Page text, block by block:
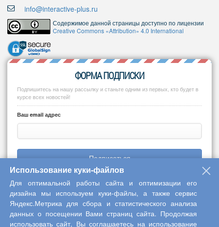
info@interactive-plus.ru
Содержимое данной страницы доступно по лицензии
Creative Commons «Attribution» 4.0 International
ФОРМА ПОДПИСКИ
Подпишитесь на нашу рассылку и станьте одним из первых, кто будет в
курсе всех новостей!
Ваш email адрес
Подписаться
Copyright © 2013-2026 Центр научного сотрудничества «Интерактив
плюс»
Использование куки-файлов
Для оптимальной работы сайта и оптимизации его
дизайна мы используем куки-файлы, а также сервис
Яндекс.Метрика для сбора и статистического анализа
данных о посещении Вами страниц сайта. Продолжая
использовать сайт, Вы соглашаетесь на использование